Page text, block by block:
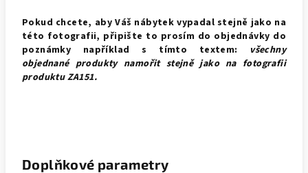
Pokud chcete, aby Váš nábytek vypadal stejně jako na
této fotografii, připište to prosím do objednávky do
poznámky například s tímto textem: všechny
objednané produkty namořit stejně jako na fotografii
produktu ZA151.
Doplňkové parametry